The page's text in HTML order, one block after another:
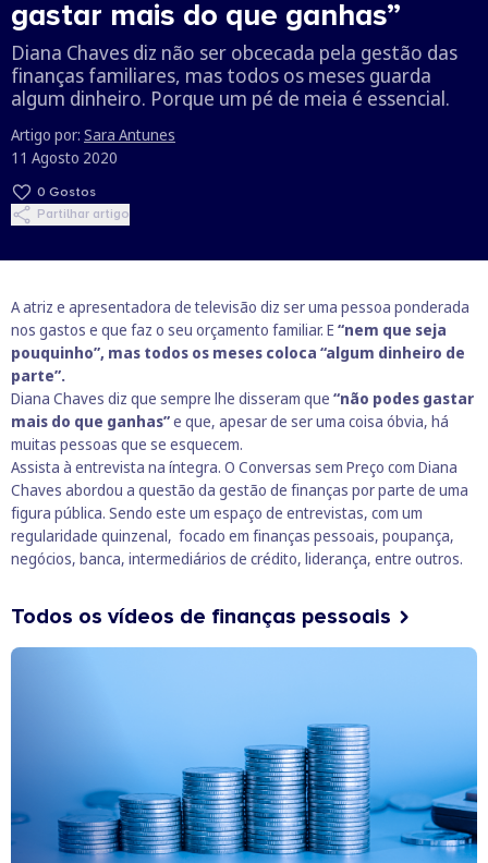
gastar mais do que ganhas”
Diana Chaves diz não ser obcecada pela gestão das
finanças familiares, mas todos os meses guarda
algum dinheiro. Porque um pé de meia é essencial.
Artigo por: Sara Antunes
11 Agosto 2020
0 Gostos
Partilhar artigo
A atriz e apresentadora de televisão diz ser uma pessoa ponderada
nos gastos e que faz o seu orçamento familiar. E “nem que seja
pouquinho”, mas todos os meses coloca “algum dinheiro de
parte”.
Diana Chaves diz que sempre lhe disseram que “não podes gastar
mais do que ganhas”e que, apesar de ser uma coisa óbvia, há
muitas pessoas que se esquecem.
Assista à entrevista na íntegra. O Conversas sem Preço com Diana
Chaves abordou a questão da gestão de finanças por parte de uma
figura pública. Sendo este um espaço de entrevistas, com um
regularidade quinzenal, focado em finanças pessoais, poupança,
negócios, banca, intermediários de crédito, liderança, entre outros.
Todos os vídeos de finanças pessoais